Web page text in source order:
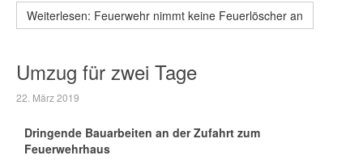
Weiterlesen: Feuerwehr nimmt keine Feuerlöscher an
Umzug für zwei Tage
22. März 2019
Dringende Bauarbeiten an der Zufahrt zum
Feuerwehrhaus